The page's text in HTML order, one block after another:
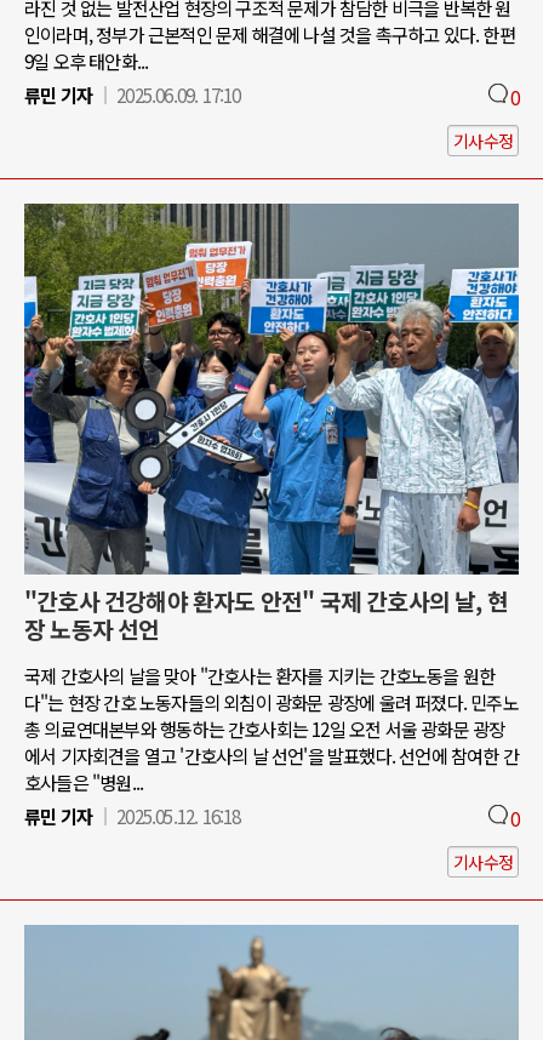
라진 것 없는 발전산업 현장의 구조적 문제가 참담한 비극을 반복한 원
인이라며, 정부가 근본적인 문제 해결에 나설 것을 촉구하고 있다. 한편
9일 오후 태안화...
류민 기자
2025.06.09. 17:10 0
기사수정
"간호사 건강해야 환자도 안전" 국제 간호사의 날, 현
장 노동자 선언
국제 간호사의 날을 맞아 "간호사는 환자를 지키는 간호노동을 원한
다"는 현장 간호 노동자들의 외침이 광화문 광장에 울려 퍼졌다. 민주노
총 의료연대본부와 행동하는 간호사회는 12일 오전 서울 광화문 광장
에서 기자회견을 열고 '간호사의 날 선언'을 발표했다. 선언에 참여한 간
호사들은 "병원...
류민 기자
2025.05.12. 16:18 0
기사수정